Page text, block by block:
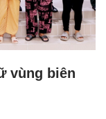
vùng biên